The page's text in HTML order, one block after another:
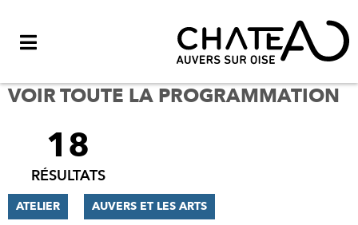
VOIR TOUTE LA PROGRAMMATION
FILTRER
RÉSULTATS
18
RÉSULTATS
ATELIER AUVERS ET LES ARTS